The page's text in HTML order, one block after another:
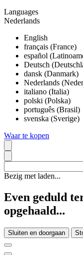
Languages
Nederlands
English
français (France)
español
Deutsch
dansk (Danmark)
Nederlands
italiano (Italia)
polski (Polska)
português (Brasil)
svenska (Sverige)
Waar te kopen
Bezig met laden...
Even geduld
opgehaald...
Sluiten en doorgaan